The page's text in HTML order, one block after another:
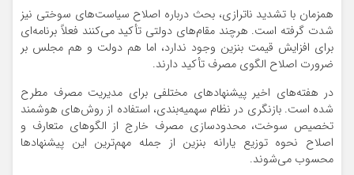
همزمان با تشدید ناترازی، بحث درباره اصلاح سیاست‌های سوختی نیز
شدت گرفته است. هرچند مقام‌های دولتی تأکید می‌کنند فعلاً برنامه‌ای
برای افزایش قیمت بنزین وجود ندارد، اما هم دولت و هم مجلس بر
ضرورت اصلاح الگوی مصرف تأکید دارند.
در هفته‌های اخیر پیشنهادهای مختلفی برای مدیریت مصرف مطرح
شده است. بازنگری در نظام سهمیه‌بندی، استفاده از روش‌های هوشمند
تخصیص سوخت، محدودسازی مصرف خارج از الگوهای متعارف و
اصلاح نحوه توزیع یارانه بنزین از جمله مهم‌ترین این پیشنهادها
محسوب می‌شوند.